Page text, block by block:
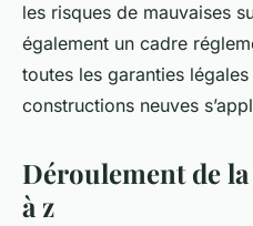
les risques de mauvaises
également un cadre
toutes les garanties
constructions neuves
Déroulement de
à z